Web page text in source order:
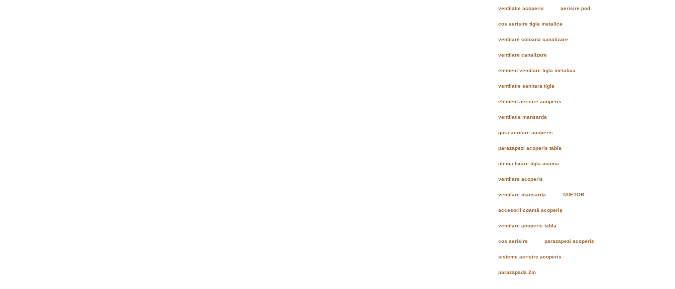
ventilatie acoperis aerisire pod
cos aerisire tigla metalica
ventilare coloana canalizare
ventilare canalizare
element ventilare tigla metalica
ventilatie sanitara tigla
element aerisire acoperis
ventilatie mansarda
gura aerisire acoperis
parazapezi acoperis tabla
clema fixare tigla coama
ventilare acoperis
ventilare mansarda TAIETOR
accesorii coamă acoperiș
ventilare acoperis tabla
cos aerisire parazapezi acoperis
sisteme aerisire acoperis
parazapada 2m